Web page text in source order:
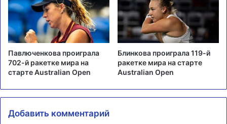
Павлюченкова проиграла
702-й ракетке мира на
старте Australian Open
Блинкова проиграла 119-й
ракетке мира на старте
Australian Open
Добавить комментарий